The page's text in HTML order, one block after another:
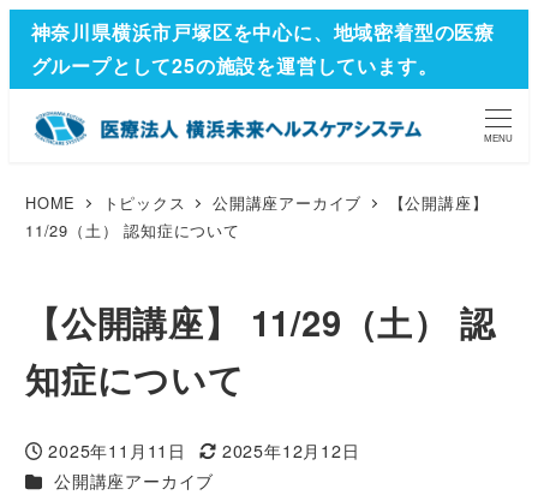
神奈川県横浜市戸塚区を中心に、地域密着型の医療
グループとして25の施設を運営しています。
MENU
HOME トピックス 公開講座アーカイブ
【公開講座】
11/29（土） 認知症について
【公開講座】 11/29（土） 認
知症について
投稿日
2025年11月11日
更新日
2025年12月12日
カテゴリー
公開講座アーカイブ